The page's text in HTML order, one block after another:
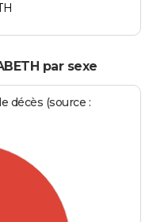
par sexe
décès (source :